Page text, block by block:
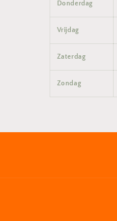
Donderdag
Vrijdag
Zaterdag
Zondag